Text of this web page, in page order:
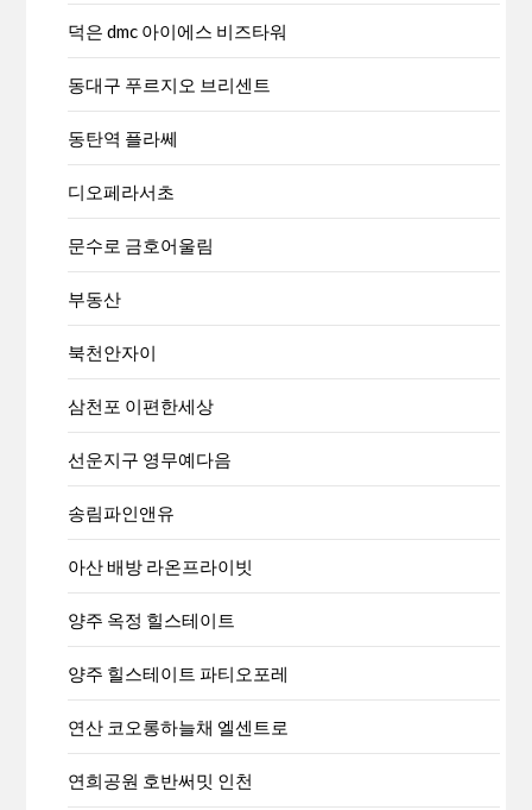
덕은 dmc 아이에스 비즈타워
동대구 푸르지오 브리센트
동탄역 플라쎄
디오페라서초
문수로 금호어울림
부동산
북천안자이
삼천포 이편한세상
선운지구 영무예다음
송림파인앤유
아산 배방 라온프라이빗
양주 옥정 힐스테이트
양주 힐스테이트 파티오포레
연산 코오롱하늘채 엘센트로
연희공원 호반써밋 인천